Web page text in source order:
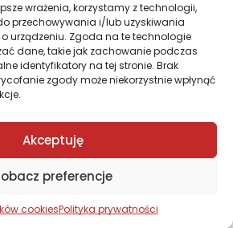
wrażenia, korzystamy z technologii,
przechowywania i/lub uzyskiwania
urządzeniu. Zgoda na te technologie
dane, takie jak zachowanie podczas
identyfikatory na tej stronie. Brak
zgody może niekorzystnie wpłynąć
Akceptuję
preferencje
cookiesPolityka prywatności
Portfolio
3D. All Rights Reserved.